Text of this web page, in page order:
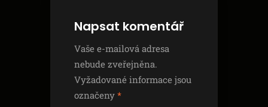
Napsat komentář
Vaše e-mailová adresa
nebude zveřejněna.
Vyžadované informace jsou
označeny *